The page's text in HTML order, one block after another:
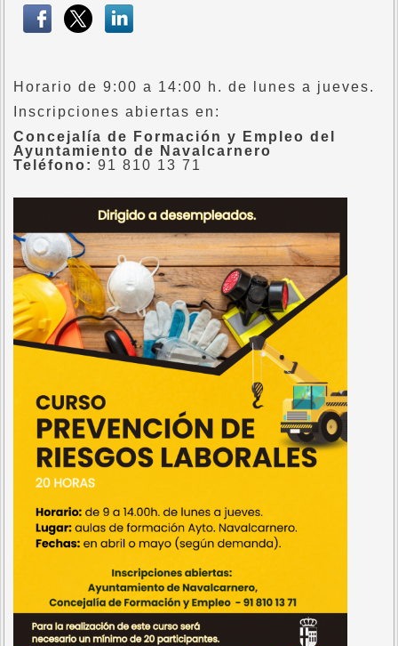
Horario de 9:00 a 14:00 h. de lunes a jueves.
Inscripciones abiertas en:
Concejalía de Formación y Empleo del
Ayuntamiento de Navalcarnero
Teléfono: 91 810 13 71